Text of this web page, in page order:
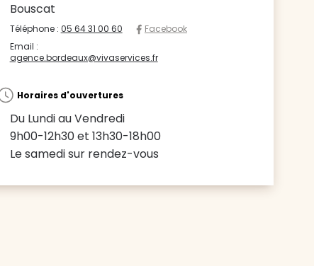
Bouscat
Téléphone : 05 64 31 00 60
Facebook
Email :
agence.bordeaux@vivaservices.fr
Horaires d'ouvertures
Du Lundi au Vendredi
9h00-12h30 et 13h30-18h00
Le samedi sur rendez-vous